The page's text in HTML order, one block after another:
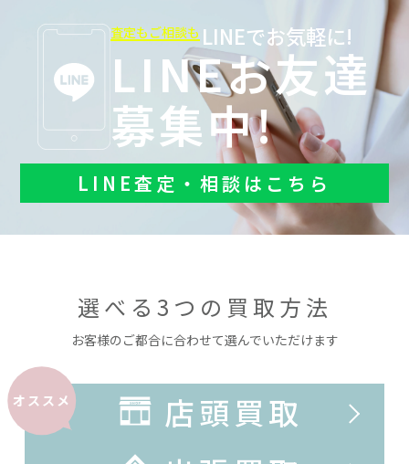
査定もご相談も LINEでお気軽に!
LINEお友達
募集中!
LINE査定・相談はこちら
選べる3つの買取方法
お客様のご都合に合わせて選んでいただけます
オススメ
店頭買取